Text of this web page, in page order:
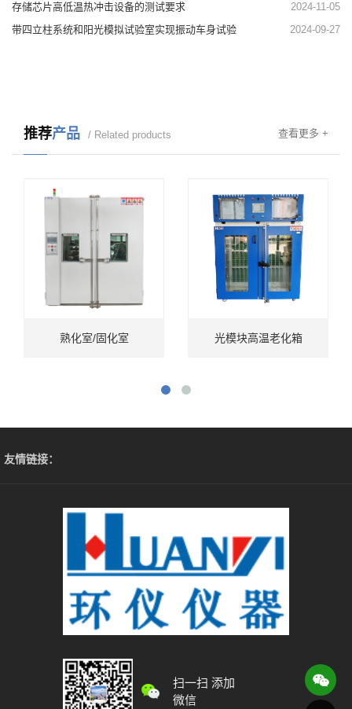
存储芯片高低温热冲击设备的测试要求
2024-11-05
带四立柱系统和阳光模拟试验室实现振动车身试验
2024-09-27
推荐产品 / Related products 查看更多 +
熟化室/固化室 光模块高温老化箱
友情链接：
扫一扫 添加
微信